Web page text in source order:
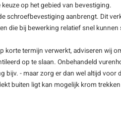
op het gebied van bevestiging.
schroefbevestiging aanbrengt. Dit
die bij bewerking relatief snel kunnen
korte termijn verwerkt, adviseren wij
op te slaan. Onbehandeld
bijv. - maar zorg er dan wel altijd voor
buiten ligt kan mogelijk krom